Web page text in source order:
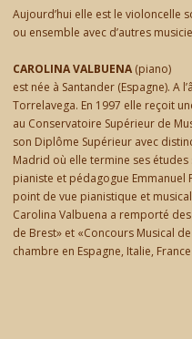
Aujourd’hui elle est le violoncelle
ou ensemble avec d’autres
CAROLINA VALBUENA (piano)
est née à Santander (Espagne). A
Torrelavega. En 1997 elle reçoit
au Conservatoire Supérieur de
son Diplôme Supérieur avec
Madrid où elle termine ses études
pianiste et pédagogue Emmanuel
point de vue pianistique et
Carolina Valbuena a remporté
de Brest» et «Concours Musical
chambre en Espagne, Italie,